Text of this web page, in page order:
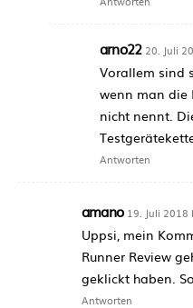
arno22 20. Juli
Vorallem sind
wenn man die
nicht nennt.
Antworten
amano 19. Juli 2018
Uppsi, mein
Runner Review
geklickt haben.
Antworten